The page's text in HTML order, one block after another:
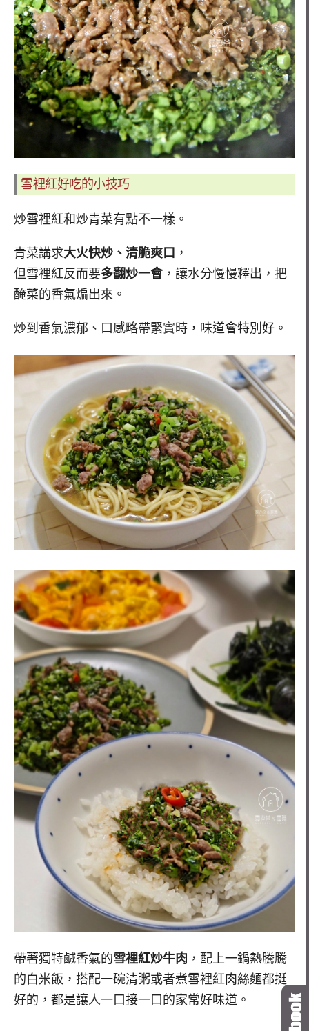
雪裡紅好吃的小技巧
炒雪裡紅和炒青菜有點不一樣。
青菜講求大火快炒、清脆爽口 ，
但雪裡紅反而要多翻炒一會，讓水分慢慢釋出，把
醃菜的香氣煸出來。
炒到香氣濃郁、口感略帶緊實時，味道會特別好。
帶著獨特鹹香氣的雪裡紅炒牛肉 ，配上一鍋熱騰騰
的白米飯，搭配一碗清粥或者煮雪裡紅肉絲麵都挺
好的，都是讓人一口接一口的家常好味道。